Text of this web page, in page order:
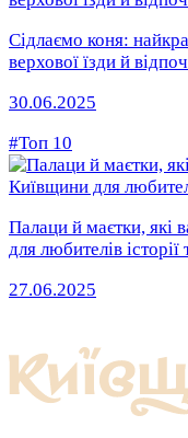
Сідлаємо коня:
верхової їзди й
30.06.2025
#Топ 10
Палаци й маєтки, які
для любителів історії
27.06.2025